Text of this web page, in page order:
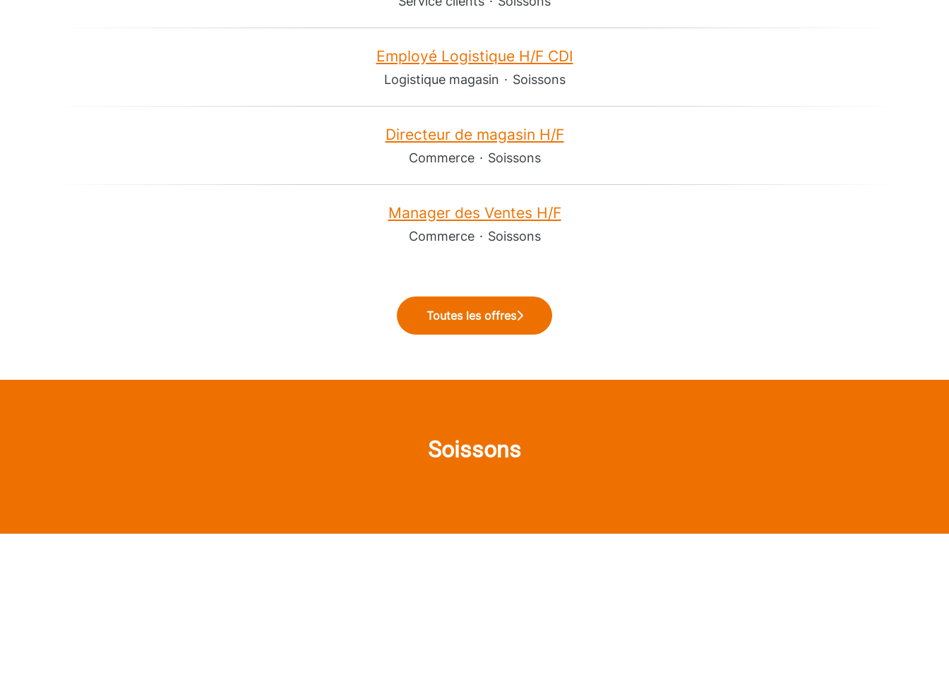
Employé Logistique H/F CDI
Logistique magasin · Soissons
Directeur de magasin H/F
Commerce · Soissons
Manager des Ventes H/F
Commerce · Soissons
Toutes les offres
Soissons